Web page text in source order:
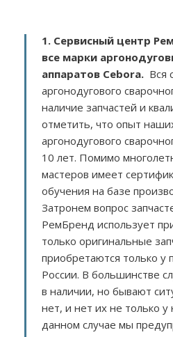
1. Сервисный центр
все марки
аппаратов Cebora. Вся
аргонодугового
наличие запчастей и
отметить, что опыт
аргонодугового
10 лет. Помимо
мастеров имеет
обучения на базе
Затронем вопрос
РемБренд использует
только оригинальные
приобретаются только у
России. В большинстве
в наличии, но бывают
нет, и нет их не только у
данном случае мы